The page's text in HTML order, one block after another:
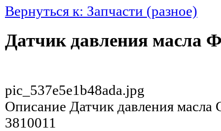
Вернуться к: Запчасти (разное)
Датчик давления масла
pic_537e5e1b48ada.jpg
Описание Датчик давления масла
3810011